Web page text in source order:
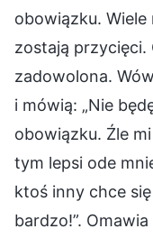
obowiązku.
zostają przycięci.
zadowolona.
i mówią: „Nie
obowiązku. Źle
tym lepsi ode
ktoś inny chce
bardzo!”.